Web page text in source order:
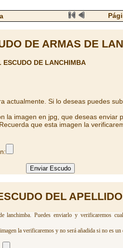
DE ARMAS DE
ESCUDO DE LANCHIMBA
actualmente. Si lo deseas puedes
la imagen en jpg, que deseas enviar
que esta imagen la
DEL
lanchimba. Puedes enviarlo y verificaremos
la verificaremos y no será añadida si no es un